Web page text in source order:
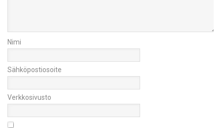
Nimi
Sähköpostiosoite
Verkkosivusto